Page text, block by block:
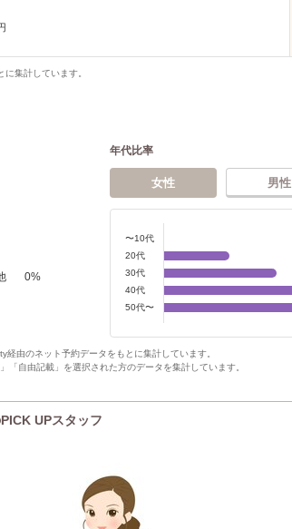
集計しています。
0%
年代比率
女性 男性
〜10代
20代
30代
40代
50代〜
由のネット予約データをもとに集計しています。
自由記載」を選択された方のデータを集計しています。
UPスタッフ